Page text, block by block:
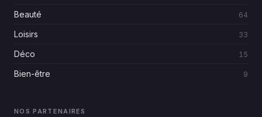
Beauté 64
Loisirs 33
Déco 15
Bien-être 9
NOS PARTENAIRES